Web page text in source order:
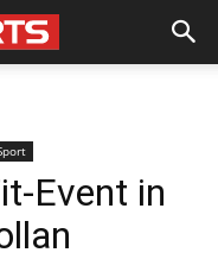
Event in